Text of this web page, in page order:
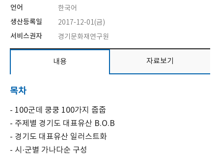
언어 한국어
생산등록일 2017-12-01(금)
서비스권자 경기문화재연구원
내용 자료보기
목차
- 100군데 쿵쿵 100가지 줍줍
- 주제별 경기도 대표유산 B.O.B
- 경기도 대표유산 일러스트화
- 시·군별 가나다순 구성